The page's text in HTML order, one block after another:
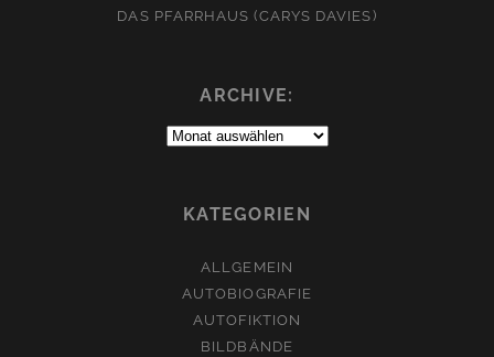
DAS PFARRHAUS (CARYS DAVIES)
ARCHIVE:
Archive:
KATEGORIEN
ALLGEMEIN
AUTOBIOGRAFIE
AUTOFIKTION
BILDBÄNDE